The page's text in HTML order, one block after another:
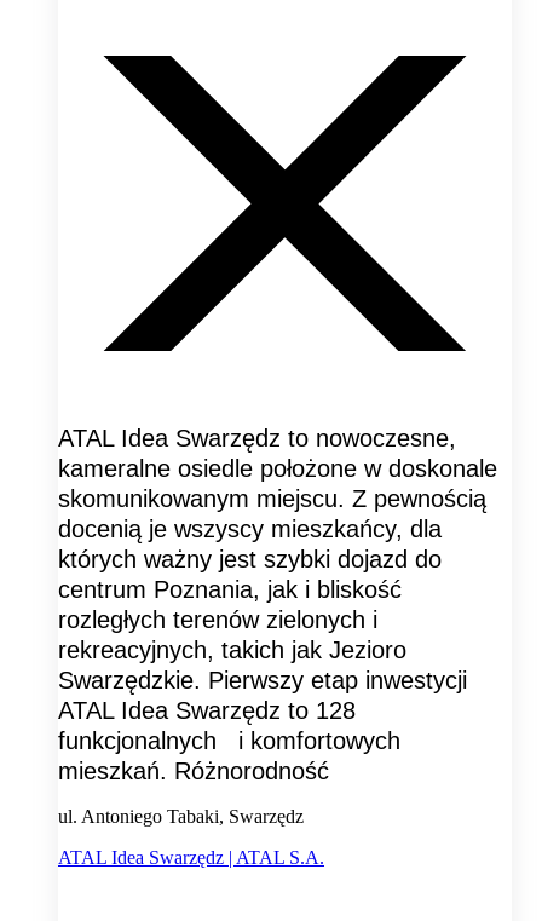
ATAL Idea Swarzędz to nowoczesne,
kameralne osiedle położone w doskonale
skomunikowanym miejscu. Z pewnością
docenią je wszyscy mieszkańcy, dla
których ważny jest szybki dojazd do
centrum Poznania, jak i bliskość
rozległych terenów zielonych i
rekreacyjnych, takich jak Jezioro
Swarzędzkie. Pierwszy etap inwestycji
ATAL Idea Swarzędz to 128
funkcjonalnych i komfortowych
mieszkań. Różnorodność
ul. Antoniego Tabaki, Swarzędz
ATAL Idea Swarzędz | ATAL S.A.